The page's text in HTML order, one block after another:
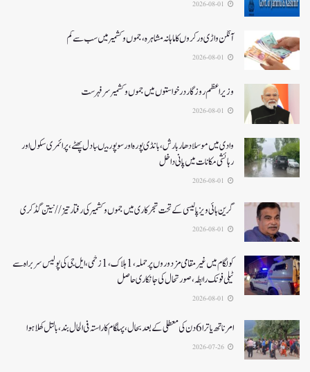
آنگن واڑی ورکروں کا ماہانہ مشاہرہ، جموں و کشمیر میں سب سے کم
وزیر اعظم روزگار درخواستوں میں جموں و کشمیر سرفہرست
وادی میں موسلادھار بارش،بانڈی پورہ اور سوپور میںبادل پھٹے، پرائمری سکول اور
رہائشی مکانات میں پانی داخل
گرین ہائی ویز پالیسی کے تحت شجرکاری میں جموں و کشمیر کی رفتار تیز// نیتن گڈکری
کولگام میں غیر مقامی مزدوروں پر حملہ،1ہلاک،1زخمی،ایل جی کی پولیس سربراہ سے
ٹیلی فونک رابطہ، صورتحال کی جانکاری حاصل
امرناتھ یاترا 6دن کی معطلی کے بعد بحال،پہلگام کا راستہ فی الحال بند، بالتل کھلا ہوا